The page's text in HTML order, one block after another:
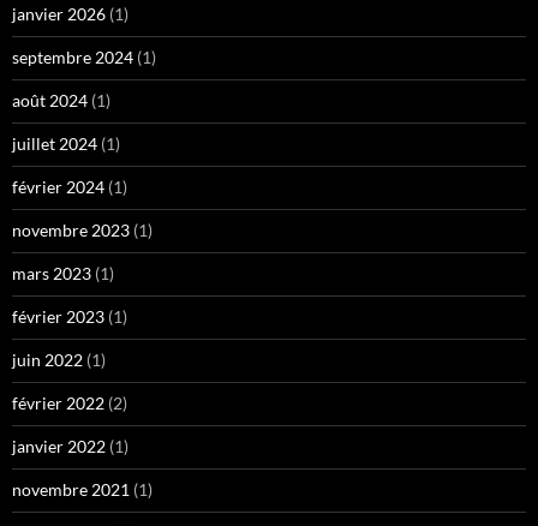
janvier 2026 (1)
septembre 2024 (1)
août 2024 (1)
juillet 2024 (1)
février 2024 (1)
novembre 2023 (1)
mars 2023 (1)
février 2023 (1)
juin 2022 (1)
février 2022 (2)
janvier 2022 (1)
novembre 2021 (1)